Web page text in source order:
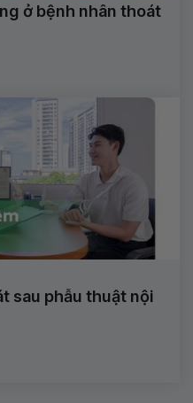
ở bệnh nhân thoát
sau phẫu thuật nội